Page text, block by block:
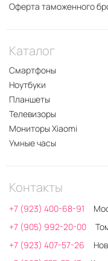
Оферта таможенного
Каталог
Смартфоны
Ноутбуки
Планшеты
Телевизоры
Мониторы Xiaomi
Умные часы
Контакты
+7 (923) 400-68-91
+7 (905) 992-20-00
+7 (923) 407-57-26